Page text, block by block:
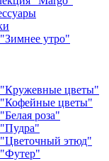
утро"
цветы"
цветы"
роза"
этюд"